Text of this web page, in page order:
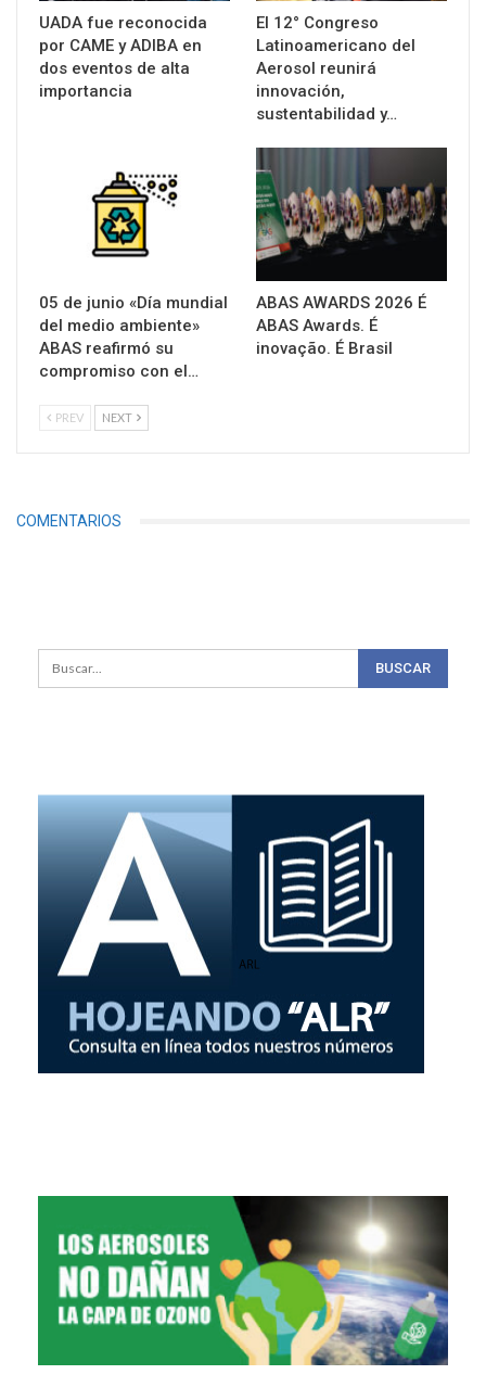
UADA fue reconocida
por CAME y ADIBA en
dos eventos de alta
importancia
El 12° Congreso
Latinoamericano del
Aerosol reunirá
innovación,
sustentabilidad y…
05 de junio «Día mundial
del medio ambiente»
ABAS reafirmó su
compromiso con el…
ABAS AWARDS 2026 É
ABAS Awards. É
inovação. É Brasil
PREV NEXT
COMENTARIOS